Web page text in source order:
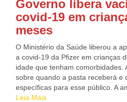
Governo libera
covid-19 em
meses
O Ministério da Saúde liberou a
a covid-19 da Pfizer em crianças
idade que tenham comorbidades.
sobre quando a pasta receberá e
específicas para esse público. A
da Pfizer para imunizar crianças
Leia Mais